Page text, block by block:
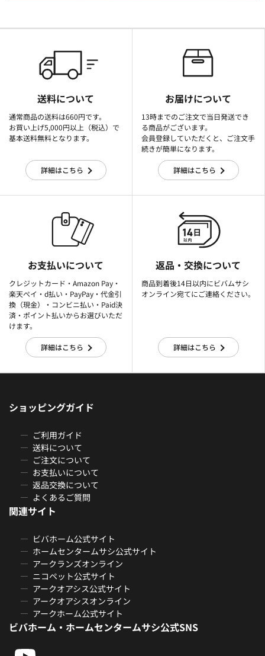
送料について
通常商品の送料は660円です。
お買い上げ5,000円以上（税込）で
基本送料無料となります。
詳細はこちら
お届けについて
13時までのご注文で当日発送でき
る商品がございます。
会員登録していただくと、ご注文手
続きが簡単になります。
詳細はこちら
お支払いについて
クレジットカード・Amazon Pay・
楽天ぺイ・d払い・PayPay・代金引
換（現金）・コンビニ払い・Paid決
済・ポイント払いからお選びいただ
けます。
詳細はこちら
返品・交換について
商品到着後14日以内にビバムサシ
オンライン宛てにご連絡ください。
詳細はこちら
ショッピングガイド
ご利用ガイド
送料について
ご注文について
お支払いについて
返品交換について
よくあるご質問
関連サイト
ビバホーム公式サイト
ホームセンタームサシ公式サイト
アークランズオンライン
ニコペット公式サイト
アークオアシス公式サイト
アークオアシスオンライン
アークホーム公式サイト
ビバホーム・ホームセンタームサシ公式SNS